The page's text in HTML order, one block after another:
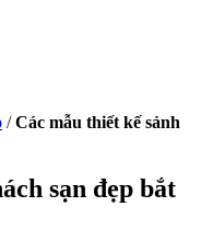
/Các mẫu thiết kế sảnh
sạn đẹp bắt